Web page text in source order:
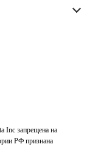
Inc запрещена на
РФ признана